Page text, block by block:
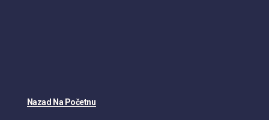
Nazad Na Početnu